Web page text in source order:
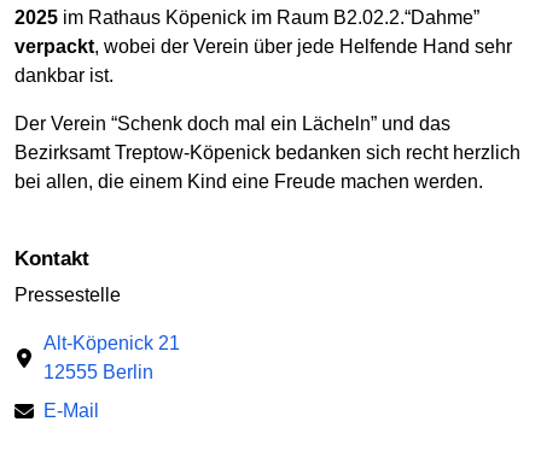
2025 im Rathaus Köpenick im Raum B2.02.2.“Dahme”
verpackt, wobei der Verein über jede Helfende Hand sehr
dankbar ist.
Der Verein “Schenk doch mal ein Lächeln” und das
Bezirksamt Treptow-Köpenick bedanken sich recht herzlich
bei allen, die einem Kind eine Freude machen werden.
Kontakt
Pressestelle
Alt-Köpenick 21
12555 Berlin
E-Mail